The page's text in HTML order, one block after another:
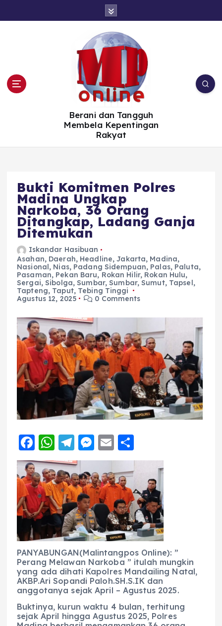
Berani dan Tangguh
Membela Kepentingan
Rakyat
Bukti Komitmen Polres
Madina Ungkap
Narkoba, 36 Orang
Ditangkap, Ladang Ganja
Ditemukan
Iskandar Hasibuan
Asahan, Daerah, Headline,Jakarta, Madina,
Nasional, Nias, Padang Sidempuan, Palas, Paluta,
Pasaman, Pekan Baru, Rokan Hilir, Rokan Hulu,
Sergai,Sibolga,Sumbar,Sumbar,Sumut, Tapsel,
Tapteng, Taput, Tebing Tinggi
Agustus 12, 2025
0 Comments
F
a
c
e
b
o
o
k
W
h
a
ts
A
p
p
T
el
e
g
r
a
m
M
e
ss
e
n
g
er
E
m
ai
l
h
a
re
PANYABUNGAN(Malintangpos Online): ”
Perang Melawan Narkoba ” itulah mungkin
yang ada dihati Kapolres Mandailing Natal,
AKBP.Ari Sopandi Paloh.SH.S.IK dan
anggotanya sejak April – Agustus 2025.
Buktinya, kurun waktu 4 bulan, terhitung
sejak April hingga Agustus 2025, Polres